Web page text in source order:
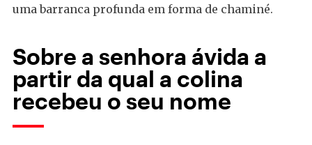
uma barranca profunda em forma de chaminé.
Sobre a senhora ávida a
partir da qual a colina
recebeu o seu nome